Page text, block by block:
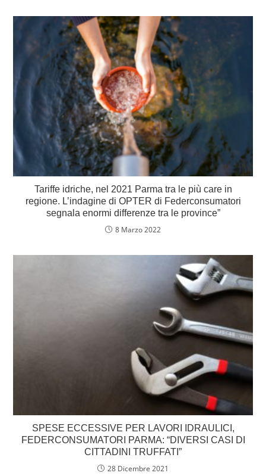
Tariffe idriche, nel 2021 Parma tra le più care in
regione. L’indagine di OPTER di Federconsumatori
segnala enormi differenze tra le province”
8 Marzo 2022
SPESE ECCESSIVE PER LAVORI IDRAULICI,
FEDERCONSUMATORI PARMA: “DIVERSI CASI DI
CITTADINI TRUFFATI”
28 Dicembre 2021